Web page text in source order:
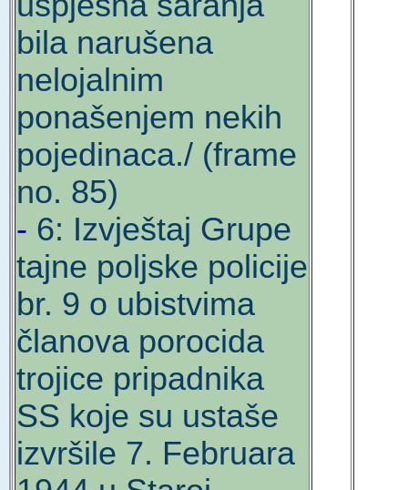
bila narušena
nelojalnim
ponašenjem nekih
pojedinaca./ (frame
no. 85)
- 6: Izvještaj Grupe
tajne poljske policije
br. 9 o ubistvima
članova porocida
trojice pripadnika
SS koje su ustaše
izvršile 7. Februara